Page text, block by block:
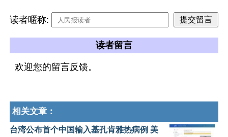
读者暱称:
读者留言
欢迎您的留言反馈。
相关文章：
台湾公布首个中国输入基孔肯雅热病例 美